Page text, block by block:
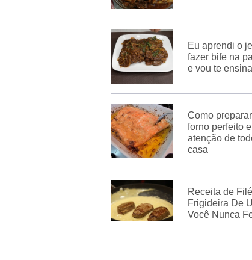
Eu aprendi o
fazer bife na
e vou te
Como
forno perfeito
atenção de
casa
Receita de
Frigideira De
Você Nunca